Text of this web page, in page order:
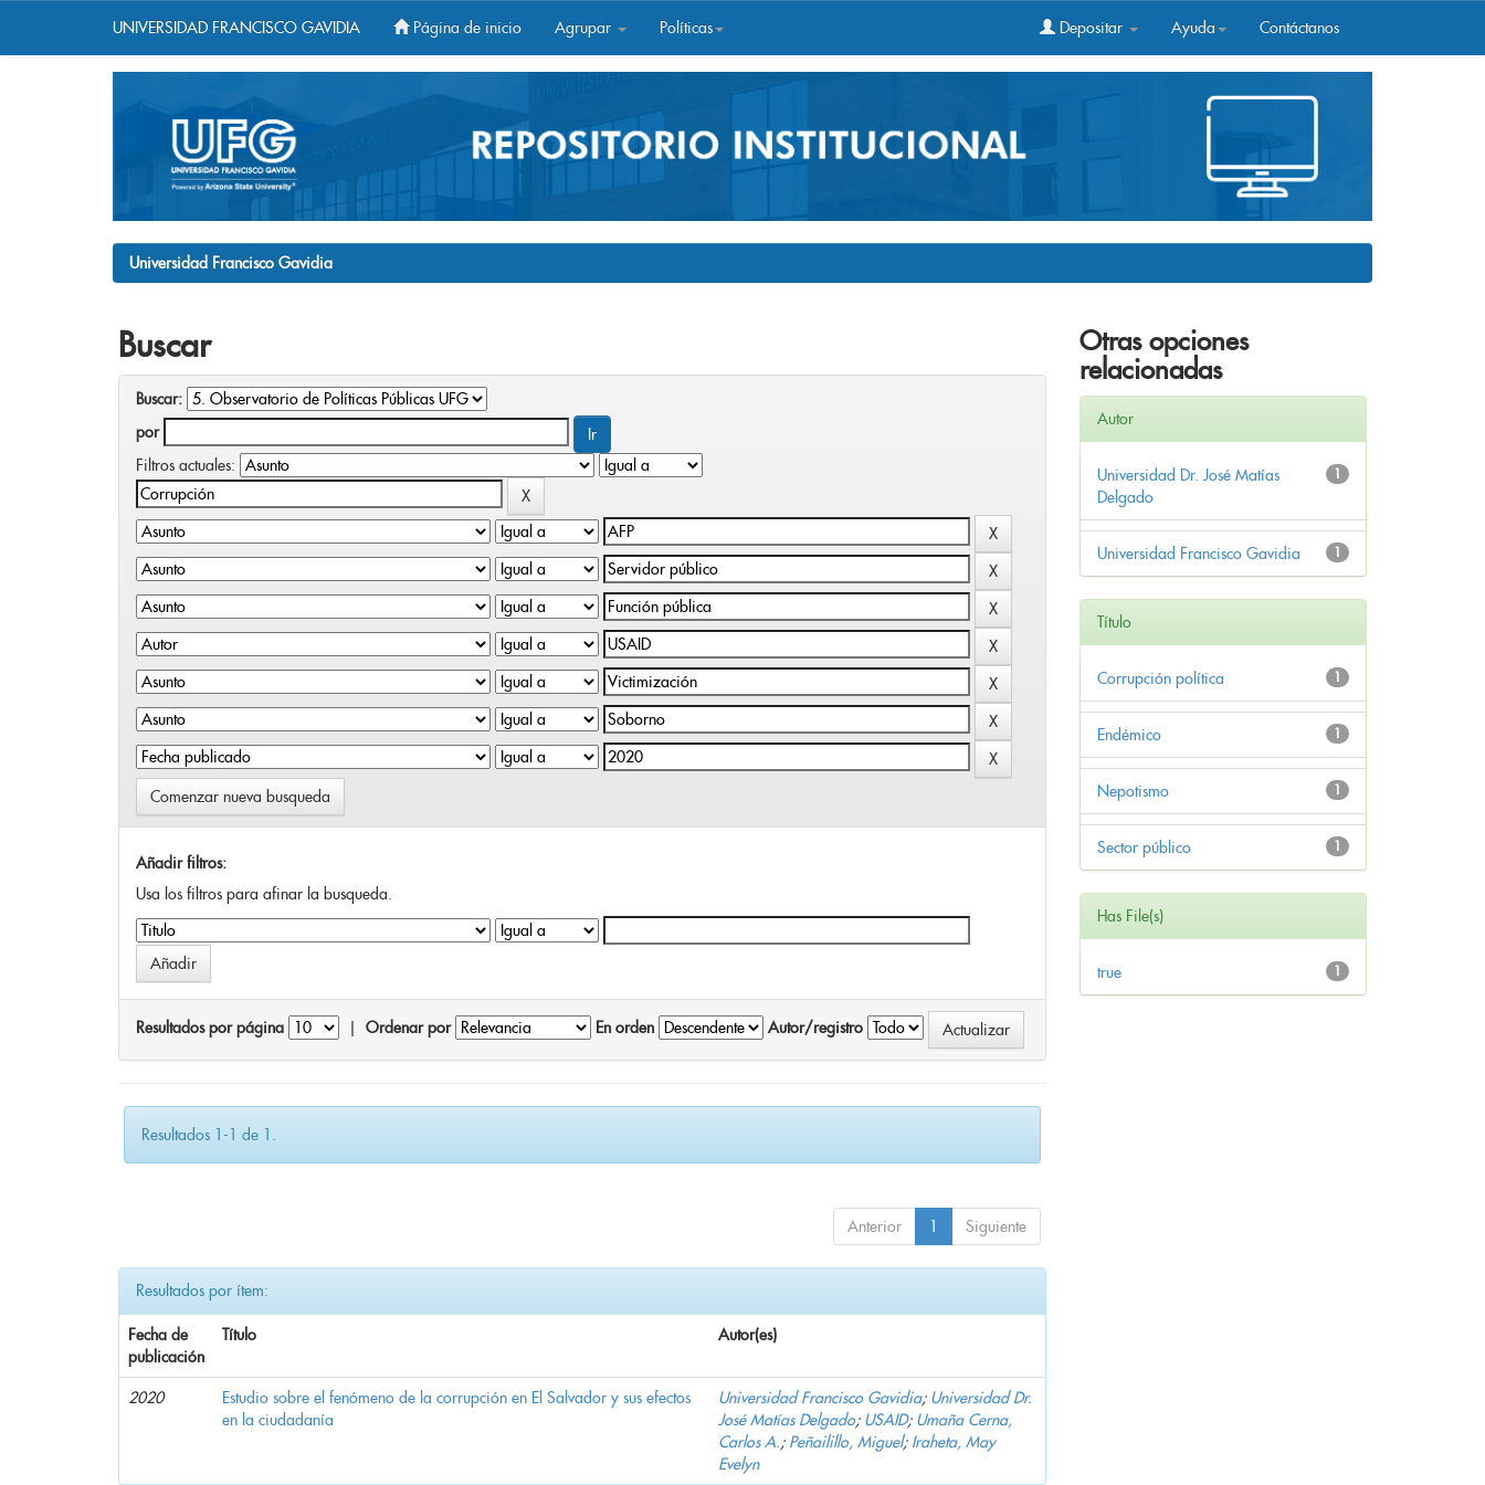
UNIVERSIDAD FRANCISCO GAVIDIA Página de inicio Agrupar Políticas Depositar Ayuda Contáctanos
Universidad Francisco Gavidia
Buscar
Buscar:
por
Filtros actuales:
Comenzar nueva busqueda
Añadir filtros:
Usa los filtros para afinar la busqueda.
Resultados por página Ordenar por En orden Autor/registro
Resultados 1-1 de 1.
Anterior 1 Siguiente
Resultados por ítem:
Fecha de
publicación
Título Autor(es)
2020
Estudio sobre el fenómeno de la corrupción en El Salvador y sus efectos
en la ciudadanía
Universidad Francisco Gavidia; Universidad Dr.
José Matías Delgado; USAID; Umaña Cerna,
Carlos A.; Peñailillo, Miguel; Iraheta, May
Evelyn
Otras opciones
relacionadas
Autor
1
Universidad Dr. José Matías
Delgado
1
Universidad Francisco Gavidia
Título
1
Corrupción política
1
Endémico
1
Nepotismo
1
Sector público
Has File(s)
1
true